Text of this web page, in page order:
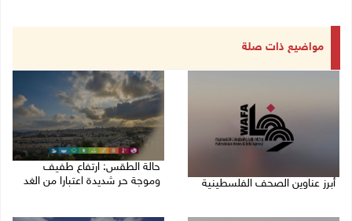
مواضيع ذات صلة
أبرز عناوين الصحف الفلسطينية
حالة الطقس: ارتفاع طفيف
وموجة حر شديدة اعتبارا من الغد